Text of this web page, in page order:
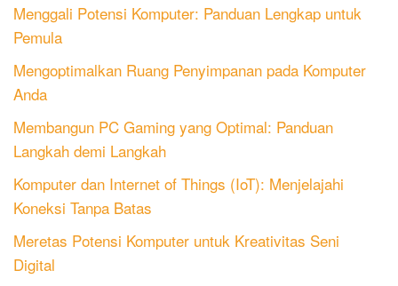
Menggali Potensi Komputer: Panduan Lengkap untuk
Pemula
Mengoptimalkan Ruang Penyimpanan pada Komputer
Anda
Membangun PC Gaming yang Optimal: Panduan
Langkah demi Langkah
Komputer dan Internet of Things (IoT): Menjelajahi
Koneksi Tanpa Batas
Meretas Potensi Komputer untuk Kreativitas Seni
Digital